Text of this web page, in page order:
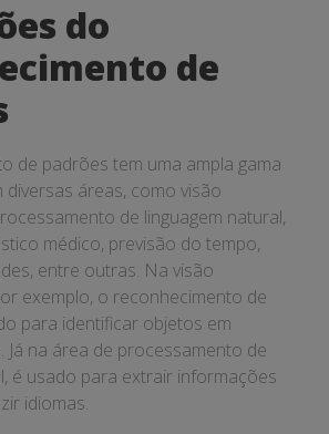
do
de
de padrões tem uma ampla gama
diversas áreas, como visão
de linguagem natural,
médico, previsão do tempo,
entre outras. Na visão
exemplo, o reconhecimento de
para identificar objetos em
Já na área de processamento de
é usado para extrair informações
idiomas.